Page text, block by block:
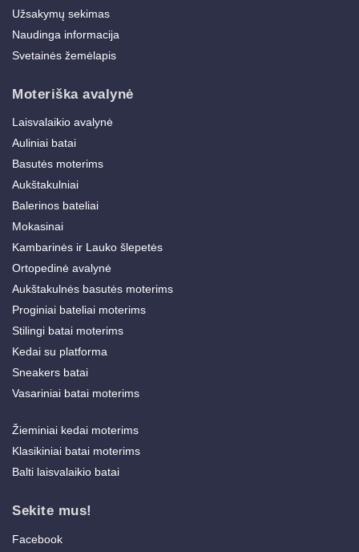
Užsakymų sekimas
Naudinga informacija
Svetainės žemėlapis
Moteriška avalynė
Laisvalaikio avalynė
Auliniai batai
Basutės moterims
Aukštakulniai
Balerinos bateliai
Mokasinai
Kambarinės ir Lauko šlepetės
Ortopedinė avalynė
Aukštakulnės basutės moterims
Proginiai bateliai moterims
Stilingi batai moterims
Kedai su platforma
Sneakers batai
Vasariniai batai moterims
Žieminiai kedai moterims
Klasikiniai batai moterims
Balti laisvalaikio batai
Sekite mus!
Facebook